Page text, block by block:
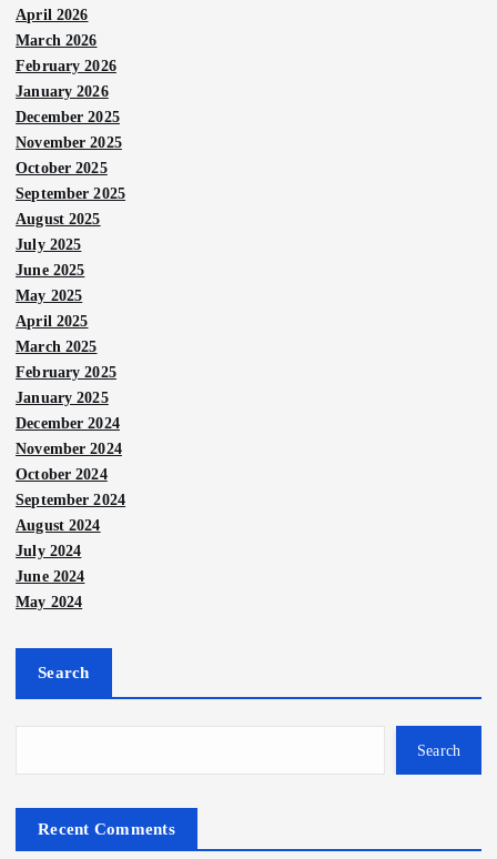
April 2026
March 2026
February 2026
January 2026
December 2025
November 2025
October 2025
September 2025
August 2025
July 2025
June 2025
May 2025
April 2025
March 2025
February 2025
January 2025
December 2024
November 2024
October 2024
September 2024
August 2024
July 2024
June 2024
May 2024
Search
Search
Recent Comments
Berit
Utam
a
PRU
tida
k
m
mas
a
kat,
Kera
jaan
Sari
kei
u
perk
asa
mpa
ng
u
uda
han
di
Sari